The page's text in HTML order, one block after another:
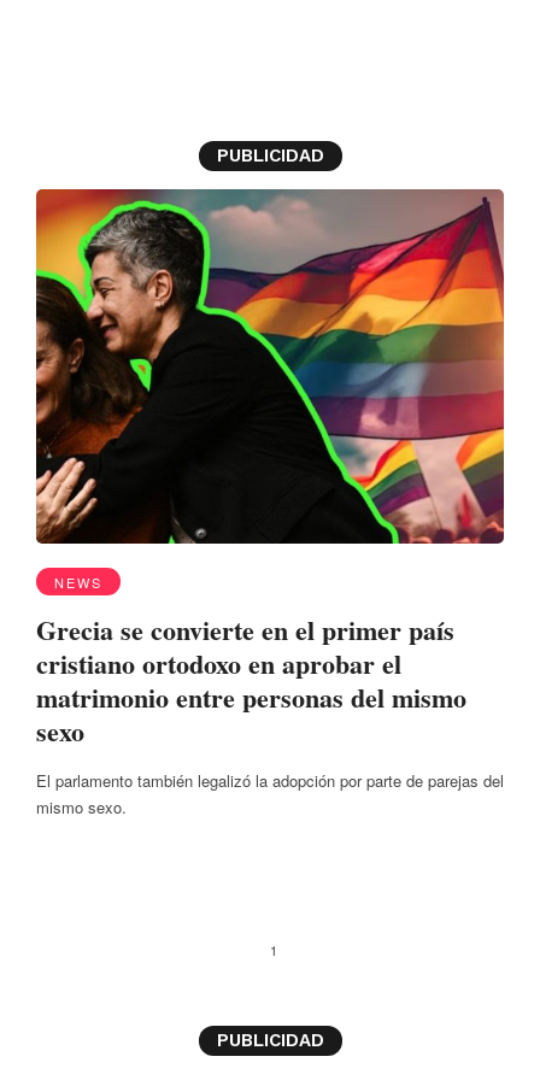
PUBLICIDAD
NEWS
Grecia se convierte en el primer país
cristiano ortodoxo en aprobar el
matrimonio entre personas del mismo
sexo
El parlamento también legalizó la adopción por parte de parejas del
mismo sexo.
1
PUBLICIDAD